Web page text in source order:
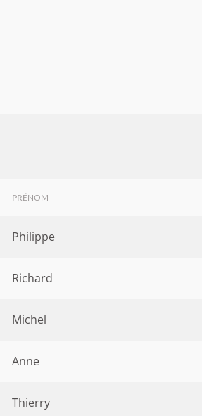
PRÉNOM
Philippe
Richard
Michel
Anne
Thierry